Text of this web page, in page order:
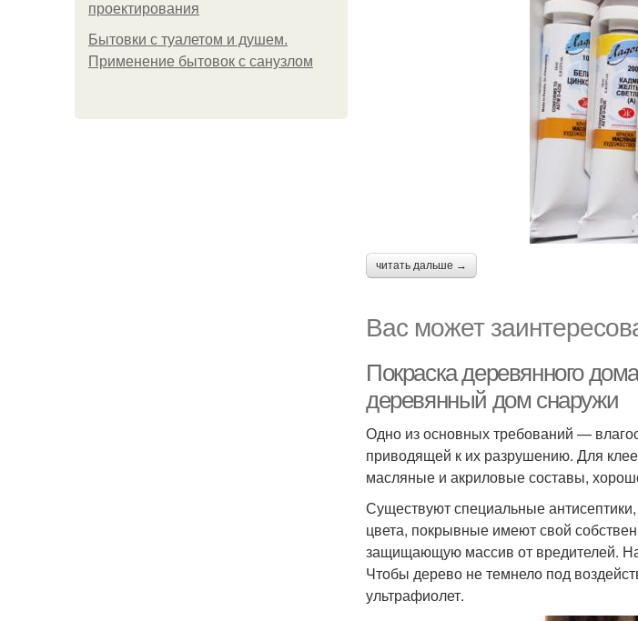
проектирования
Бытовки с туалетом и душем.
Применение бытовок с санузлом
читать дальше →
Вас может
Покраска деревянного
деревянный дом снаружи
Одно из основных требований —
приводящей к их разрушению. Для
масляные и акриловые составы,
Существуют специальные
цвета, покрывные имеют свой
защищающую массив от вредителей.
Чтобы дерево не темнело под
ультрафиолет.